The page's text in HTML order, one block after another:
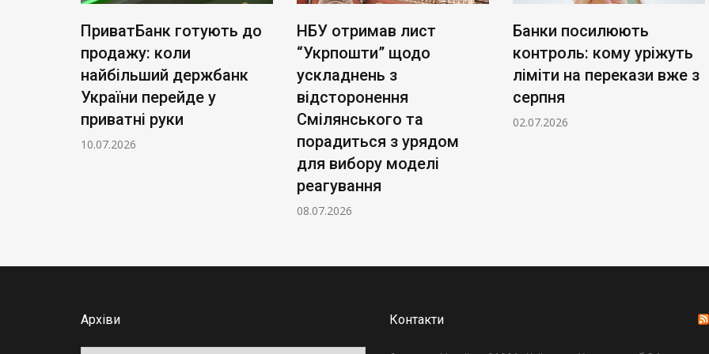
ПриватБанк готують до
продажу: коли
найбільший держбанк
України перейде у
приватні руки
10.07.2026
НБУ отримав лист
“Укрпошти” щодо
ускладнень з
відсторонення
Смілянського та
порадиться з урядом
для вибору моделі
реагування
08.07.2026
Банки посилюють
контроль: кому уріжуть
ліміти на перекази вже з
серпня
02.07.2026
Архіви Контакти